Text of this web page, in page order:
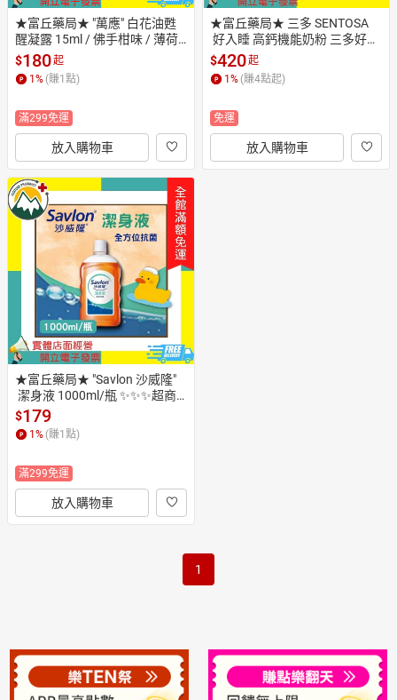
★富丘藥局★ "萬應" 白花油甦
醒凝露 15ml / 佛手柑味 / 薄荷
菁蒂 / 甜心萊姆 / 山茶花
$180起
1% (賺1點)
滿299免運
放入購物車
★富丘藥局★ 三多 SENTOSA
好入睡 高鈣機能奶粉 三多好入
睡 好入睡
$420起
1% (賺4點起)
免運
放入購物車
★富丘藥局★ "Savlon 沙威隆"
潔身液 1000ml/瓶 ✨✨✨超商
取件最多4瓶✨✨✨
$179
1 % (賺1 點)
滿299免運
放入購物車
1